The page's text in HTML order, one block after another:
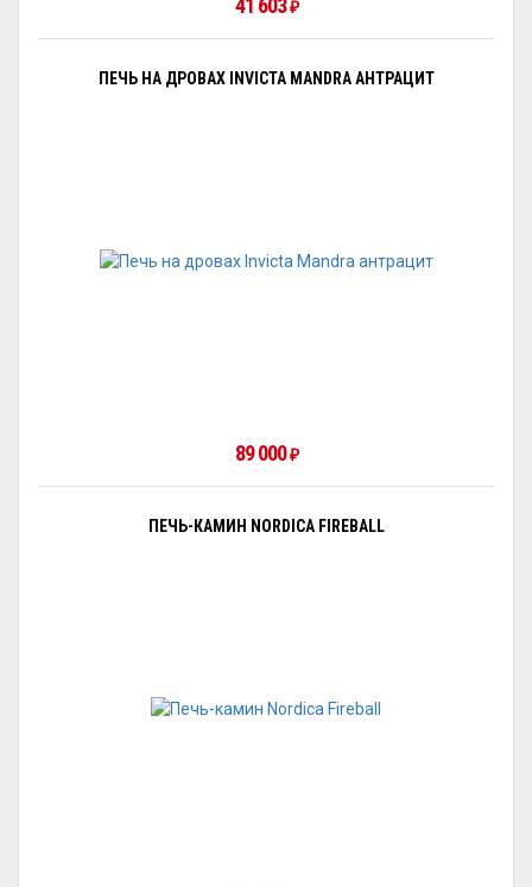
41 603 ₽
ПЕЧЬ НА ДРОВАХ INVICTA MANDRA АНТРАЦИТ
89 000 ₽
ПЕЧЬ-КАМИН NORDICA FIREBALL